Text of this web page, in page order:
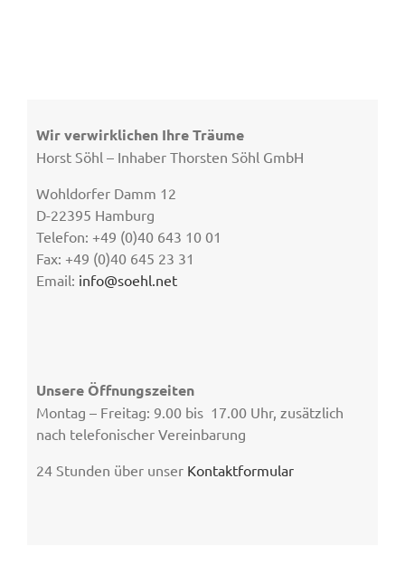
Wir verwirklichen Ihre Träume
Horst Söhl – Inhaber Thorsten Söhl GmbH
Wohldorfer Damm 12
D-22395 Hamburg
Telefon: +49 (0)40 643 10 01
Fax: +49 (0)40 645 23 31
Email: info@soehl.net
Unsere Öffnungszeiten
Montag – Freitag: 9.00 bis 17.00 Uhr, zusätzlich
nach telefonischer Vereinbarung
24 Stunden über unser Kontaktformular